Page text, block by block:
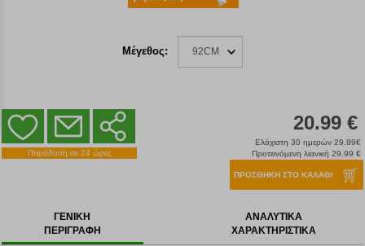
Μέγεθος: 92CM
Παράδοση σε 24 ώρες
20.99 €
Ελάχιστη 30 ημερών 29.99€
Προτεινόμενη λιανική 29.99 €
ΠΡΟΣΘΗΚΗ ΣΤΟ ΚΑΛΑΘΙ
ΓΕΝΙΚΗ
ΠΕΡΙΓΡΑΦΗ
ΑΝΑΛΥΤΙΚΑ
ΧΑΡΑΚΤΗΡΙΣΤΙΚΑ